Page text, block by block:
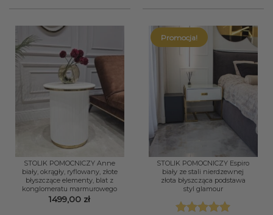
STOLIK POMOCNICZY Anne
biały, okrągły, ryflowany, złote
błyszczące elementy, blat z
konglomeratu marmurowego
1499,00 zł
Promocja!
STOLIK POMOCNICZY Espiro
biały ze stali nierdzewnej
złota błyszcząca podstawa
styl glamour